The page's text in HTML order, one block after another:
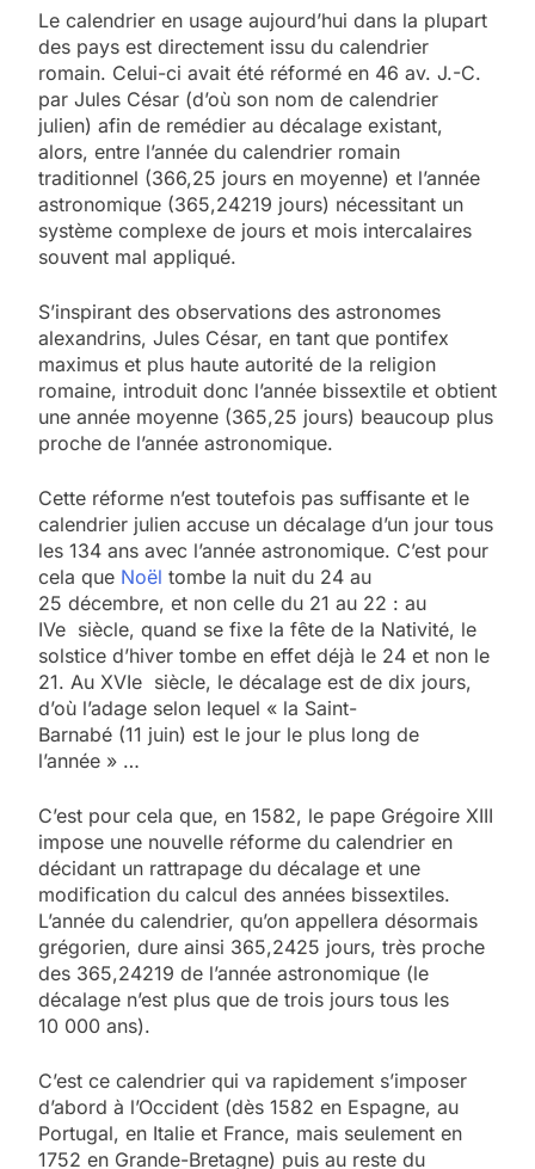
Le calendrier en usage aujourd’hui dans la plupart
des pays est directement issu du calendrier
romain. Celui-ci avait été réformé en 46 av. J.-C.
par Jules César (d’où son nom de calendrier
julien) afin de remédier au décalage existant,
alors, entre l’année du calendrier romain
traditionnel (366,25 jours en moyenne) et l’année
astronomique (365,24219 jours) nécessitant un
système complexe de jours et mois intercalaires
souvent mal appliqué.
S’inspirant des observations des astronomes
alexandrins, Jules César, en tant que pontifex
maximus et plus haute autorité de la religion
romaine, introduit donc l’année bissextile et obtient
une année moyenne (365,25 jours) beaucoup plus
proche de l’année astronomique.
Cette réforme n’est toutefois pas suffisante et le
calendrier julien accuse un décalage d’un jour tous
les 134 ans avec l’année astronomique. C’est pour
cela que Noël tombe la nuit du 24 au
25 décembre, et non celle du 21 au 22 : au
IVe siècle, quand se fixe la fête de la Nativité, le
solstice d’hiver tombe en effet déjà le 24 et non le
21. Au XVIe siècle, le décalage est de dix jours,
d’où l’adage selon lequel « la Saint-
Barnabé (11 juin) est le jour le plus long de
l’année » …
C’est pour cela que, en 1582, le pape Grégoire XIII
impose une nouvelle réforme du calendrier en
décidant un rattrapage du décalage et une
modification du calcul des années bissextiles.
L’année du calendrier, qu’on appellera désormais
grégorien, dure ainsi 365,2425 jours, très proche
des 365,24219 de l’année astronomique (le
décalage n’est plus que de trois jours tous les
10 000 ans).
C’est ce calendrier qui va rapidement s’imposer
d’abord à l’Occident (dès 1582 en Espagne, au
Portugal, en Italie et France, mais seulement en
1752 en Grande-Bretagne) puis au reste du